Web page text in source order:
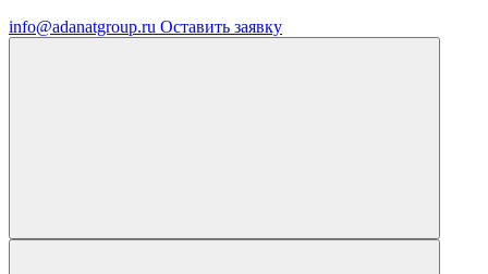
info@adanatgroup.ru Оставить заявку